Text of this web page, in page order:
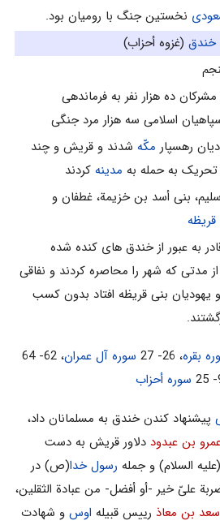
نخستين جنگ با روميان بود.
خندق (غزوه أحزاب)
مشرکان ده هزار نفر به فرماندهی
اسلامى سه هزار مرد جنگی
رهسپار مكّه شدند و قریش و چند
تحریک به حمله به مدینه کردند
بنى أسد بن خزيمة، غطفان و
قریظه
به عبور از خندق های کنده شده
مدتی که شهر را محاصره کردند و نفاقی
یهودیان بنی قریظه افتاد بدون کسب
بقره، 26- 27 سوره آل عمران، 62- 64
سوره أحزاب‌
پیشنهاد کندن خندق به مسلمانان داد،
بن عبدود دلاور قریش به دست
(علیه السلام) و جمله رسول خدا(ص) در
علىّ خير -أو أفضل- من عبادة الثقلين،
سعد بن معاذ رییس قبیله اوس و شهادت